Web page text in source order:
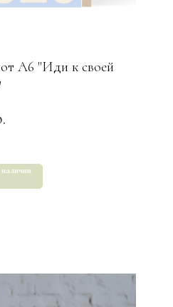
А6 "Иди к своей